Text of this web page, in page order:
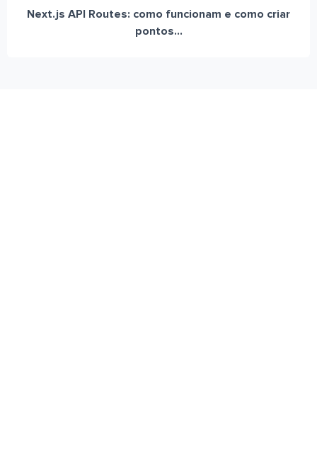
Next.js API Routes: como funcionam e como criar
pontos...